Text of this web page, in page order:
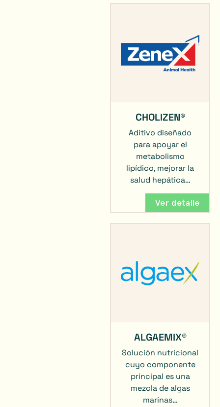
CHOLIZEN®
Aditivo diseñado
para apoyar el
metabolismo
lipídico, mejorar la
salud hepática…
Ver detalle
ALGAEMIX®
Solución nutricional
cuyo componente
principal es una
mezcla de algas
marinas…